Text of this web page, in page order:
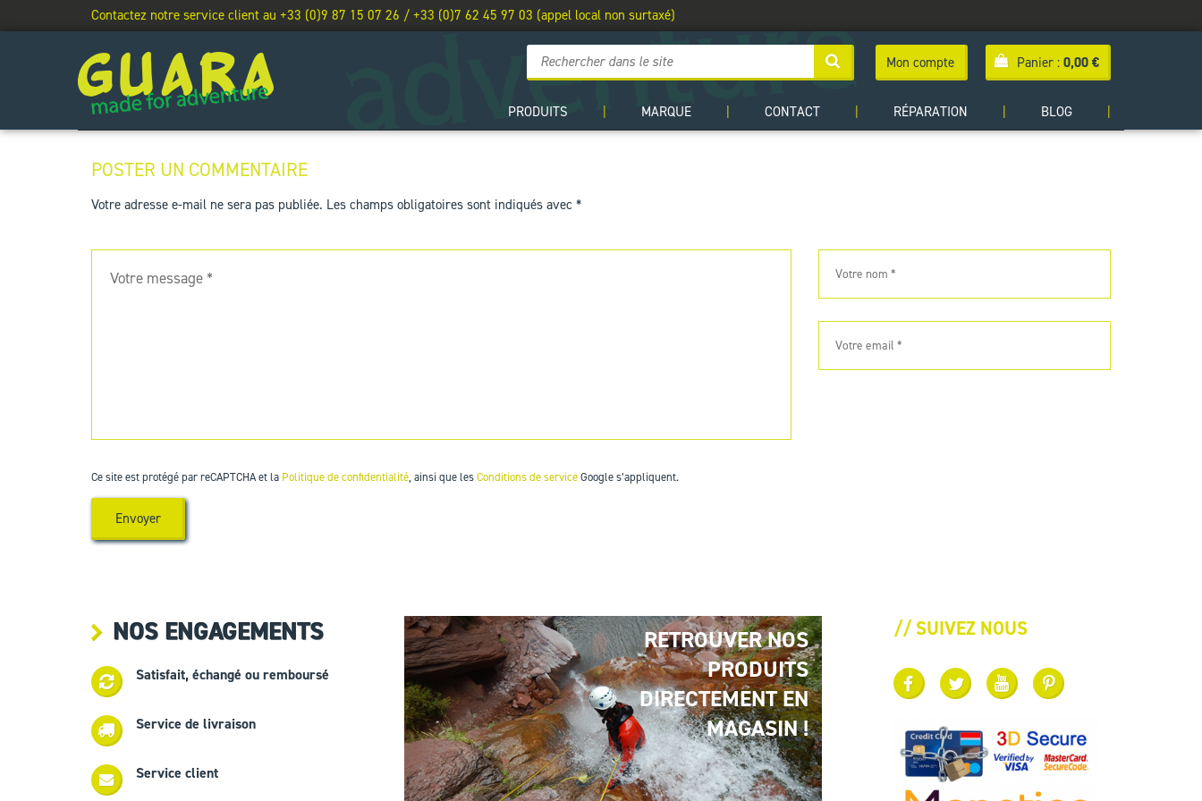
Contactez notre service client au +33 (0)9 87 15 07 26 / +33 (0)7 62 45 97 03 (appel local non surtaxé)
Panier : 0,00 €
Mon compte
PRODUITS MARQUE CONTACT RÉPARATION BLOG
POSTER UN COMMENTAIRE
Votre adresse e-mail ne sera pas publiée. Les champs obligatoires sont indiqués avec *
Ce site est protégé par reCAPTCHA et la Politique de confidentialité, ainsi que lesConditions de serviceGoogle s’appliquent.
NOS ENGAGEMENTS
Satisfait, échangé ou remboursé
Service de livraison
Service client
RETROUVER NOS
PRODUITS
DIRECTEMENT EN
MAGASIN !
// SUIVEZ NOUS